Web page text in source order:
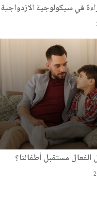
في سيكولوجية الازدواجية
مستقبل أطفالنا؟